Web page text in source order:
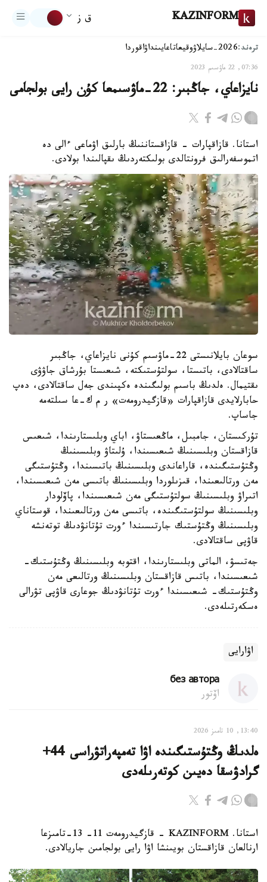
KAZINFORM ق ز
ترەند:2026-سايلاۋ وقيعاتاعايىنداۋاقوردا
07:36, 22 ماۋسىم 2023
نايزاعاي، جاڭبىر: 22-ماۋسىمعا كۇن رايى بولجامى
استانا. قازاقپارات - قازاقستاننىڭ بارلىق اۋماعى ءالى دە
اتموسفەرالىق فرونتالدى بولىكتەردىڭ ىقپالىندا بولادى.
سوعان بايلانىستى 22-ماۋسىم كۇنى نايزاعاي، جاڭبىر
ساقتالادى، باتىستا، سولتۇستىكتە، شىعىستا بۇرشاق جاۋۋى
ىقتيمال. ەلدىڭ باسىم بولىگىندە ەكپىندى جەل ساقتالادى، دەپ
حابارلايدى قازاقپارات «قازگيدرومەت» ر م ك-عا سىلتەمە
جاساپ.
تۇركىستان، جامبىل، ماڭعىستاۋ، اباي وبلىستارىندا، شىعىس
قازاقستان وبلىسىنىڭ شىعىسىندا، ۇلىتاۋ وبلىسىنىڭ
وڭتۇستىگىندە، قاراعاندى وبلىسىنىڭ باتىسىندا، وڭتۇستىگى
مەن ورتالىعىندا، قىزىلوردا وبلىسىنىڭ باتىسى مەن شىعىسىندا،
اتىراۋ وبلىسىنىڭ سولتۇستىگى مەن شىعىسىندا، پاۆلودار
وبلىسىنىڭ سولتۇستىگىندە، باتىسى مەن ورتالىعىندا، قوستاناي
وبلىسىنىڭ وڭتۇستىك جارتىسىندا ءورت تۇتانۋدىڭ توتەنشە
قاۋپى ساقتالادى.
جەتىسۋ، الماتى وبلىستارىندا، اقتوبە وبلىسىنىڭ وڭتۇستىك-
شىعىسىندا، باتىس قازاقستان وبلىسىنىڭ ورتالىعى مەن
وڭتۇستىك- شىعىسىندا ءورت تۇتانۋدىڭ جوعارى قاۋپى تۋرالى
ەسكەرتىلەدى.
اۋارايى
без автора
اۆتور
13:40, 10 تامىز 2026
ەلدىڭ وڭتۇستىگىندە اۋا تەمپەراتۋراسى 44+
گرادۋسقا دەيىن كوتەرىلەدى
استانا. KAZINFORM - قازگيدرومەت 11- 13-تامىزعا
ارنالعان قازاقستان بويىنشا اۋا رايى بولجامىن جاريالادى.